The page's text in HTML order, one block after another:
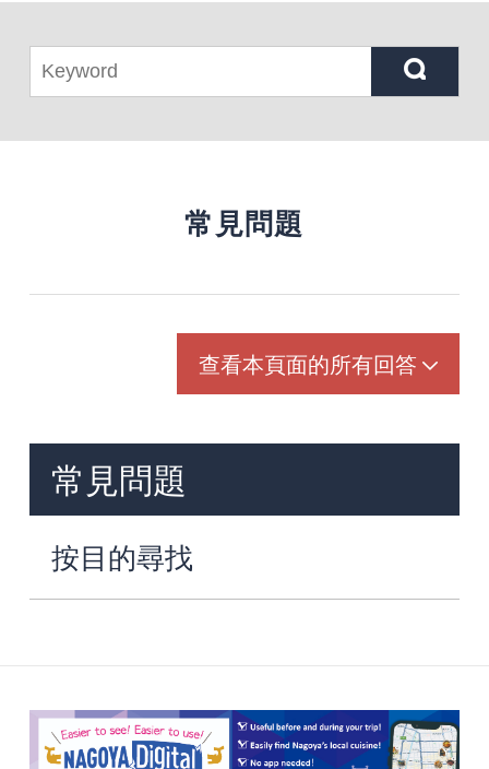
常見問題
查看本頁面的所有回答
常見問題
按目的尋找